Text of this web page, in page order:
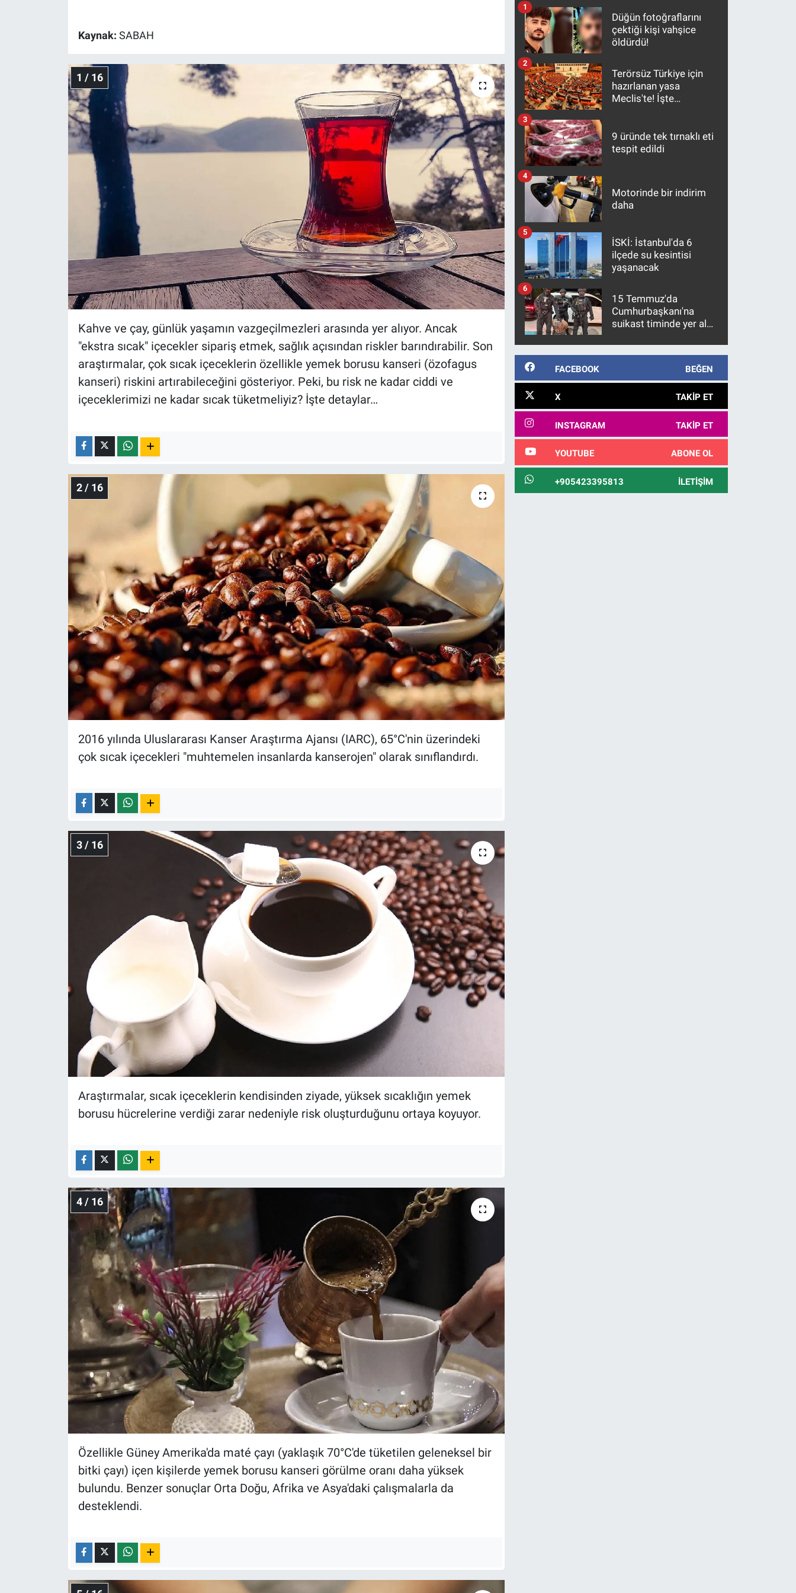
Kaynak: SABAH
1 / 16
Kahve ve çay, günlük yaşamın vazgeçilmezleri arasında yer alıyor. Ancak
"ekstra sıcak" içecekler sipariş etmek, sağlık açısından riskler barındırabilir. Son
araştırmalar, çok sıcak içeceklerin özellikle yemek borusu kanseri (özofagus
kanseri) riskini artırabileceğini gösteriyor. Peki, bu risk ne kadar ciddi ve
içeceklerimizi ne kadar sıcak tüketmeliyiz? İşte detaylar…
2 / 16
2016 yılında Uluslararası Kanser Araştırma Ajansı (IARC), 65°C'nin üzerindeki
çok sıcak içecekleri "muhtemelen insanlarda kanserojen" olarak sınıflandırdı.
3 / 16
Araştırmalar, sıcak içeceklerin kendisinden ziyade, yüksek sıcaklığın yemek
borusu hücrelerine verdiği zarar nedeniyle risk oluşturduğunu ortaya koyuyor.
4 / 16
Özellikle Güney Amerika'da maté çayı (yaklaşık 70°C'de tüketilen geleneksel bir
bitki çayı) içen kişilerde yemek borusu kanseri görülme oranı daha yüksek
bulundu. Benzer sonuçlar Orta Doğu, Afrika ve Asya'daki çalışmalarla da
desteklendi.
Düğün fotoğraflarını
çektiği kişi vahşice
öldürdü!
1
Terörsüz Türkiye için
hazırlanan yasa
Meclis'te! İşte
2
9 üründe tek tırnaklı eti
tespit edildi
3
Motorinde bir indirim
daha
4
İSKİ: İstanbul'da 6
ilçede su kesintisi
yaşanacak
5
15 Temmuz'da
Cumhurbaşkanı'na
suikast timinde yer alan
10 yıl sonra yakalandı
6
FACEBOOK BEĞEN
X TAKIP ET
INSTAGRAM TAKIP ET
YOUTUBE ABONE OL
+905423395813 İLETIŞIM
Popüler
Programlar
Türkiye'nin Geleceği
Türkiye'nin Gündemi
Canlı Yayın